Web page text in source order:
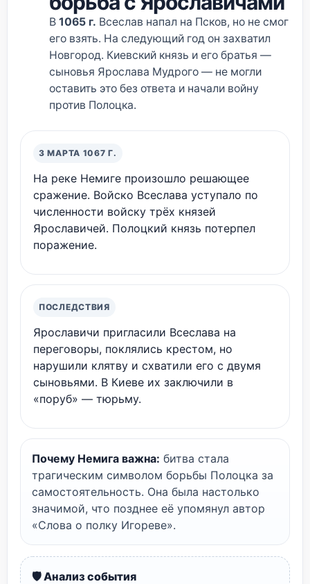
В 1065 г. Всеслав напал на Псков, но не смог
его взять. На следующий год он захватил
Новгород. Киевский князь и его братья —
сыновья Ярослава Мудрого — не могли
оставить это без ответа и начали войну
против Полоцка.
3 МАРТА 1067 Г.
На реке Немиге произошло решающее
сражение. Войско Всеслава уступало по
численности войску трёх князей
Ярославичей. Полоцкий князь потерпел
поражение.
ПОСЛЕДСТВИЯ
Ярославичи пригласили Всеслава на
переговоры, поклялись крестом, но
нарушили клятву и схватили его с двумя
сыновьями. В Киеве их заключили в
«поруб» — тюрьму.
Почему Немига важна: битва стала
трагическим символом борьбы Полоцка за
самостоятельность. Она была настолько
значимой, что позднее её упомянул автор
«Слова о полку Игореве».
🛡️ Анализ события